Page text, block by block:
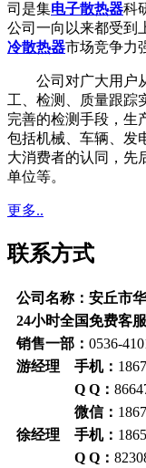
司是集电子散热器科
公司一向以来都受到
冷散热器市场竞争力
公司对广大用户
工、检测、质量跟踪
完善的检测手段，生
包括机械、车辆、发
大消费者的认同，先
单位等。
更多..
联系方式
公司名称：安丘市
24小时全国免费客
销售一部： 0536-
游经理 手机：
Q Q：
微信：
徐经理 手机：
Q Q：